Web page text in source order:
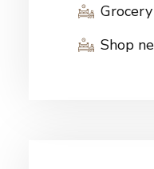
Grocery
Shop